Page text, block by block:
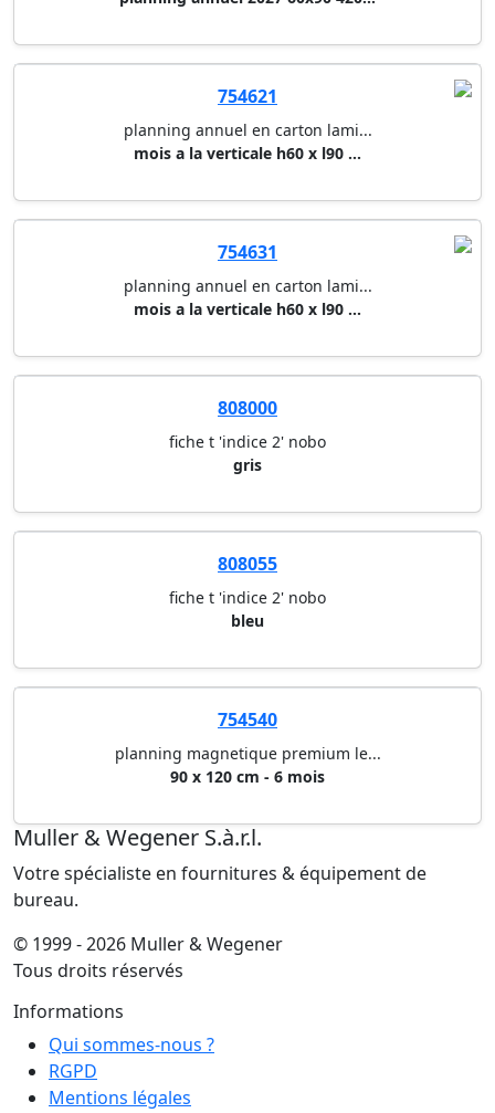
754621
planning annuel en carton lami...
mois a la verticale h60 x l90 ...
754631
planning annuel en carton lami...
mois a la verticale h60 x l90 ...
808000
fiche t 'indice 2' nobo
gris
808055
fiche t 'indice 2' nobo
bleu
754540
planning magnetique premium le...
90 x 120 cm - 6 mois
Muller & Wegener S.à.r.l.
Votre spécialiste en fournitures & équipement de
bureau.
© 1999 - 2026 Muller & Wegener
Tous droits réservés
Informations
Qui sommes-nous ?
RGPD
Mentions légales